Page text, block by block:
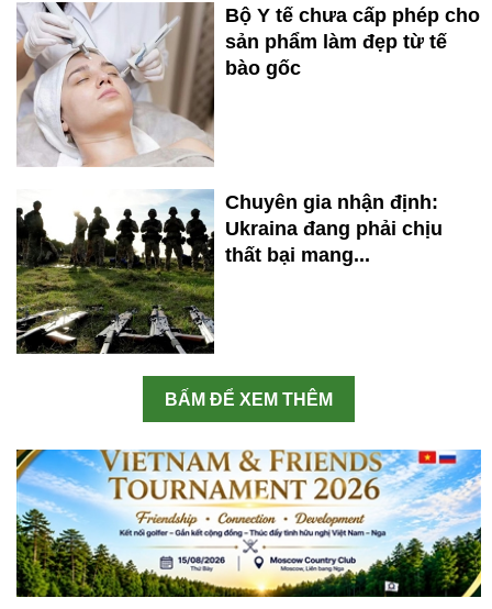
Bộ Y tế chưa cấp phép cho
sản phẩm làm đẹp từ tế
bào gốc
Chuyên gia nhận định:
Ukraina đang phải chịu
thất bại mang...
BẤM ĐỂ XEM THÊM